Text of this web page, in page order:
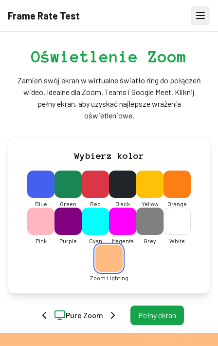
Frame Rate Test
Oświetlenie Zoom
Zamień swój ekran w wirtualne światło ring do połączeń
wideo. Idealne dla Zoom, Teams i Google Meet. Kliknij
pełny ekran, aby uzyskać najlepsze wrażenia
oświetleniowe.
Wybierz kolor
Blue Green Red Black Yellow Orange
Pink Purple Cyan Magenta Grey White
Zoom Lighting
Pure Zoom Pełny ekran